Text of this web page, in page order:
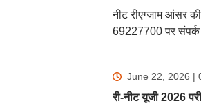
नीट रीएग्जाम आंसर
69227700 पर
June 22, 2026 |
री-नीट यूजी 2026